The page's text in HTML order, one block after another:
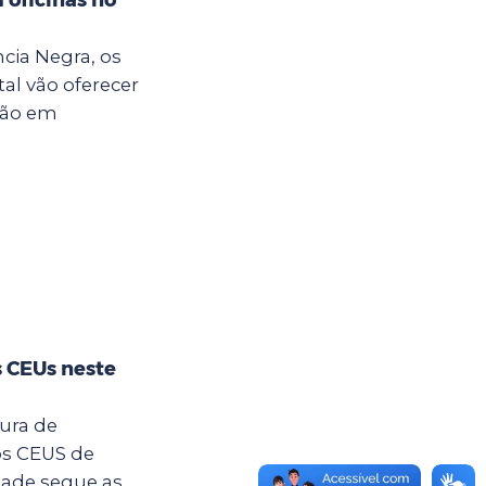
Negra, os
vão oferecer
em
neste
de
CEUS de
segue as